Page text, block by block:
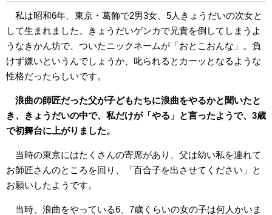
私は昭和6年、東京・葛飾で2男3女、5人きょうだいの次女と
して生まれました。きょうだいゲンカで兄貴を倒してしまうよ
うなきかん坊で、ついたニックネームが「おとこおんな」。負
けず嫌いというんでしょうか、叱られるとカーッとなるような
性格だったらしいです。
浪曲の師匠だった父が子どもたちに浪曲をやるかと聞いたと
き、きょうだいの中で、私だけが「やる」と言ったようで、3歳
で初舞台に上がりました。
当時の東京にはたくさんの寄席があり、父は幼い私を連れて
お師匠さんのところを回り、「百合子を出させてください」と
お願いしたようです。
当時、浪曲をやっている6、7歳くらいの女の子は何人かいま